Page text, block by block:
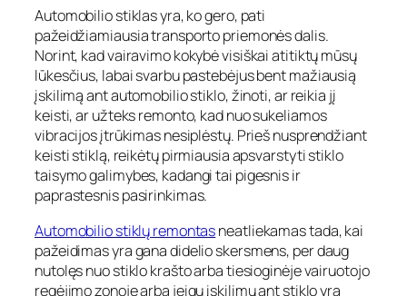
Automobilio stiklas yra, ko gero, pati
pažeidžiamiausia transporto priemonės dalis.
Norint, kad vairavimo kokybė visiškai atitiktų mūsų
lūkesčius, labai svarbu pastebėjus bent mažiausią
įskilimą ant automobilio stiklo, žinoti, ar reikia jį
keisti, ar užteks remonto, kad nuo sukeliamos
vibracijos įtrūkimas nesiplėstų. Prieš nusprendžiant
keisti stiklą, reikėtų pirmiausia apsvarstyti stiklo
taisymo galimybes, kadangi tai pigesnis ir
paprastesnis pasirinkimas.
Automobilio stiklų remontasneatliekamas tada, kai
pažeidimas yra gana didelio skersmens, per daug
nutolęs nuo stiklo krašto arba tiesioginėje vairuotojo
regėjimo zonoje arba jeigu įskilimų ant stiklo yra